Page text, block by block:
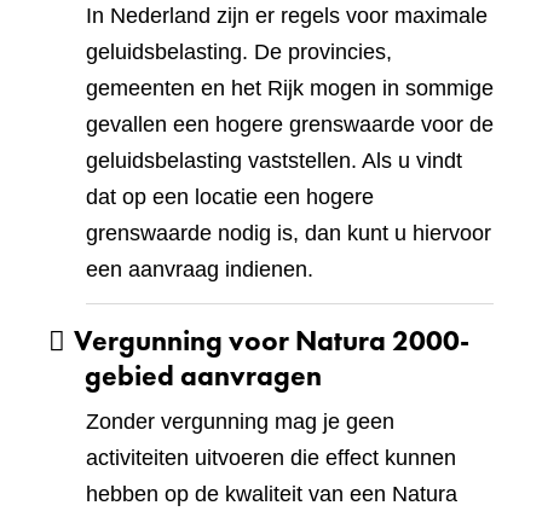
In Nederland zijn er regels voor maximale
geluidsbelasting. De provincies,
gemeenten en het Rijk mogen in sommige
gevallen een hogere grenswaarde voor de
geluidsbelasting vaststellen. Als u vindt
dat op een locatie een hogere
grenswaarde nodig is, dan kunt u hiervoor
een aanvraag indienen.
Vergunning voor Natura 2000-
gebied aanvragen
Zonder vergunning mag je geen
activiteiten uitvoeren die effect kunnen
hebben op de kwaliteit van een Natura